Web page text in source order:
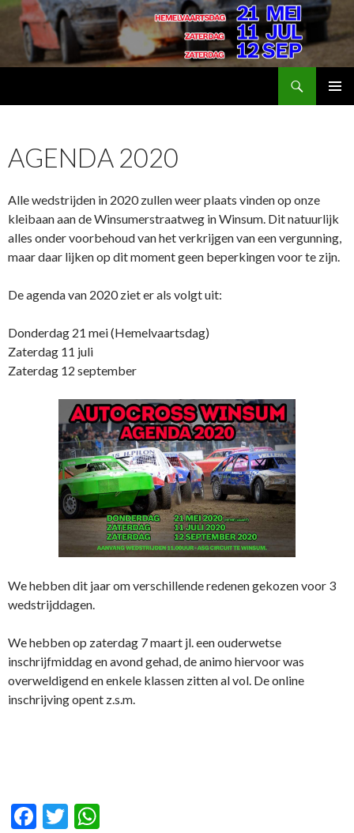
AGENDA 2020
Alle wedstrijden in 2020 zullen weer plaats vinden op onze
kleibaan aan de Winsumerstraatweg in Winsum. Dit natuurlijk
alles onder voorbehoud van het verkrijgen van een vergunning,
maar daar lijken op dit moment geen beperkingen voor te zijn.
De agenda van 2020 ziet er als volgt uit:
Donderdag 21 mei (Hemelvaartsdag)
Zaterdag 11 juli
Zaterdag 12 september
We hebben dit jaar om verschillende redenen gekozen voor 3
wedstrijddagen.
We hebben op zaterdag 7 maart jl. een ouderwetse
inschrijfmiddag en avond gehad, de animo hiervoor was
overweldigend en enkele klassen zitten al vol. De online
inschrijving opent z.s.m.
F
T